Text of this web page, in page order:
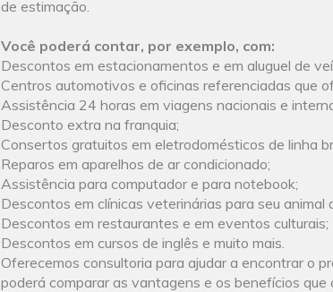
de estimação.
Você poderá contar, por exemplo, com:
Descontos em estacionamentos e em aluguel de
Centros automotivos e oficinas referenciadas que
Assistência 24 horas em viagens nacionais e
Desconto extra na franquia;
Consertos gratuitos em eletrodomésticos de linha
Reparos em aparelhos de ar condicionado;
Assistência para computador e para notebook;
Descontos em clínicas veterinárias para seu animal
Descontos em restaurantes e em eventos culturais;
Descontos em cursos de inglês e muito mais.
Oferecemos consultoria para ajudar a encontrar o
poderá comparar as vantagens e os benefícios que